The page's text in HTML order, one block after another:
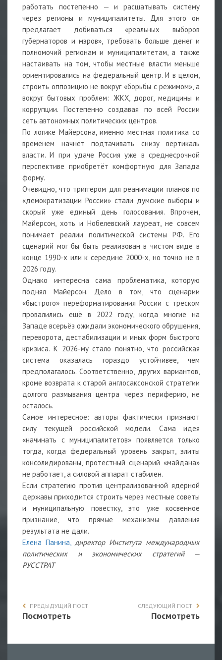
работать постепенно — и расшатывать систему
через регионы и муниципалитеты. Для этого он
предлагает добиваться «реальных выборов
губернаторов и мэров», требовать больше денег и
полномочий регионам и муниципалитетам, а также
настаивать на том, чтобы местные власти меньше
ориентировались на федеральный центр. И в целом,
строить оппозицию не вокруг «борьбы с режимом», а
вокруг бытовых проблем: ЖКХ, дорог, медицины и
коррупции. Постепенно создавая по всей России
сеть автономных политических центров.
По логике Майерсона, именно местная политика со
временем начнёт подтачивать снизу вертикаль
власти. И при удаче Россия уже в среднесрочной
перспективе приобретёт комфортную для Запада
форму.
Очевидно, что триггером для реанимации планов по
«демократизации России» стали думские выборы и
скорый уже единый день голосования. Впрочем,
Майерсон, хоть и Нобелевский лауреат, не совсем
понимает реалии политической системы РФ. Его
сценарий мог бы быть реализован в чистом виде в
конце 1990-х или к середине 2000-х, но точно не в
2026 году.
Однако интересна сама проблематика, которую
поднял Майерсон. Дело в том, что сценарии
«быстрого» переформатирования России с треском
провалились ещё в 2022 году, когда многие на
Западе всерьёз ожидали экономического обрушения,
переворота, дестабилизации и иных форм быстрого
кризиса. К 2026-му стало понятно, что российская
система оказалась гораздо устойчивее, чем
предполагалось. Соответственно, других вариантов,
кроме возврата к старой англосаксонской стратегии
долгого размывания центра через периферию, не
осталось.
Самое интересное: авторы фактически признают
силу текущей российской модели. Сама идея
«начинать с муниципалитетов» появляется только
тогда, когда федеральный уровень закрыт, элиты
консолидированы, протестный сценарий «майдана»
не работает, а силовой аппарат стабилен.
Если стратегию против централизованной ядерной
державы приходится строить через местные советы
и муниципальную повестку, это уже косвенное
признание, что прямые механизмы давления
результата не дали.
Елена Панина, директор Института международных
политических и экономических стратегий —
РУССТРАТ
ПРЕДЫДУЩИЙ ПОСТ
Посмотреть
СЛЕДУЮЩИЙ ПОСТ
Посмотреть